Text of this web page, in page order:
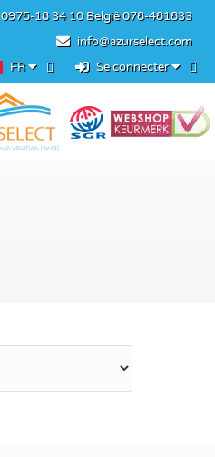
0975-18 34 10België078-481833
info@azurselect.com
FR
Se connecter